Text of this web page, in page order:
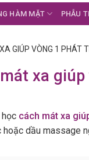
HÀM MẶT PHẪU
GIÚP VÒNG 1 PHÁT
xa
học cách mát xa
dầu massage